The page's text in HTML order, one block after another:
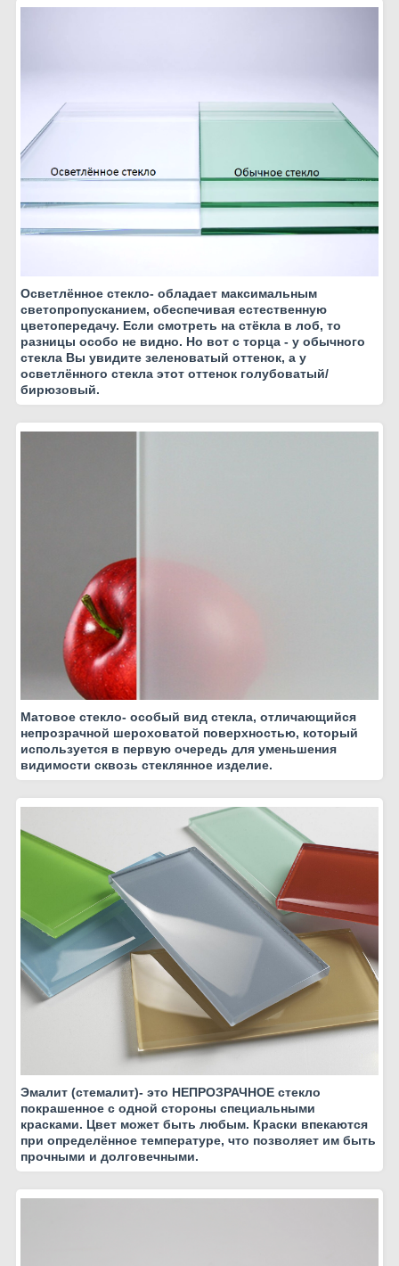
Осветлённое стекло- обладает максимальным
светопропусканием, обеспечивая естественную
цветопередачу. Если смотреть на стёкла в лоб, то
разницы особо не видно. Но вот с торца - у обычного
стекла Вы увидите зеленоватый оттенок, а у
осветлённого стекла этот оттенок голубоватый/
бирюзовый.
Матовое стекло- особый вид стекла, отличающийся
непрозрачной шероховатой поверхностью, который
используется в первую очередь для уменьшения
видимости сквозь стеклянное изделие.
Эмалит (стемалит)- это НЕПРОЗРАЧНОЕ стекло
покрашенное с одной стороны специальными
красками. Цвет может быть любым. Краски впекаются
при определённое температуре, что позволяет им быть
прочными и долговечными.